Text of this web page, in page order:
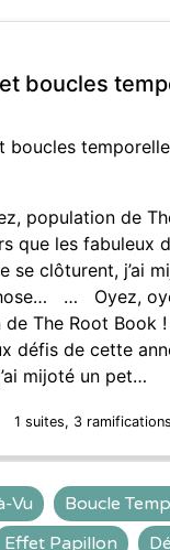
boucles
boucles
population de
que les fabuleux
se clôturent, j’ai
… Oyez,
The Root Book
défis de cette
mijoté un pet…
1 suites, 3 ramifications
Vu
Boucle
Effet Papillon